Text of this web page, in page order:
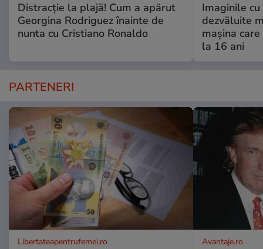
Distracție la plajă! Cum a apărut
Georgina Rodriguez înainte de
nunta cu Cristiano Ronaldo
Imaginile
dezvăluite
mașina
la 16 ani
PARTENERI
Libertateapentrufemei.ro Avantaje.ro